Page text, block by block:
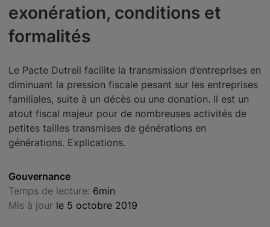
exonération, conditions et
formalités
Le Pacte Dutreil facilite la transmission d’entreprises en
diminuant la pression fiscale pesant sur les entreprises
familiales, suite à un décès ou une donation. Il est un
atout fiscal majeur pour de nombreuses activités de
petites tailles transmises de générations en
générations. Explications.
Gouvernance
Temps de lecture: 6min
Mis à jour le 5 octobre 2019